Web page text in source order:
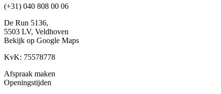
(+31) 040 808 00 06
De Run 5136,
5503 LV, Veldhoven
Bekijk op Google Maps
KvK: 75578778
Afspraak maken
Openingstijden